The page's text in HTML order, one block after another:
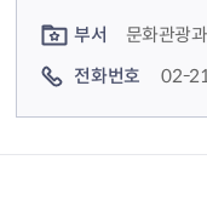
부서
문화관광
전화번호
02-